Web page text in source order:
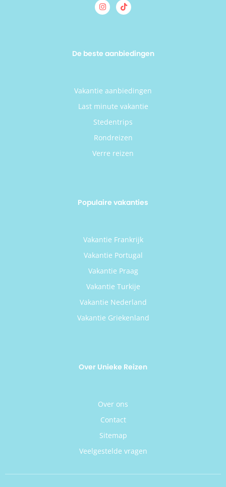
De beste aanbiedingen
Vakantie aanbiedingen
Last minute vakantie
Stedentrips
Rondreizen
Verre reizen
Populaire vakanties
Vakantie Frankrijk
Vakantie Portugal
Vakantie Praag
Vakantie Turkije
Vakantie Nederland
Vakantie Griekenland
Over Unieke Reizen
Over ons
Contact
Sitemap
Veelgestelde vragen